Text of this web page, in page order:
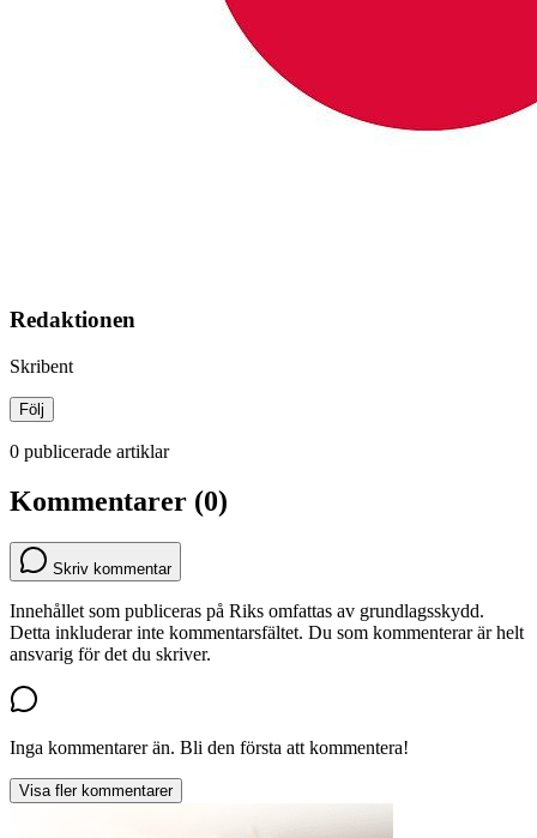
Redaktionen
Skribent
Följ
0 publicerade artiklar
Kommentarer (0)
Skriv kommentar
Innehållet som publiceras på Riks omfattas av grundlagsskydd.
Detta inkluderar inte kommentarsfältet. Du som kommenterar är helt
ansvarig för det du skriver.
Inga kommentarer än. Bli den första att kommentera!
Visa fler kommentarer